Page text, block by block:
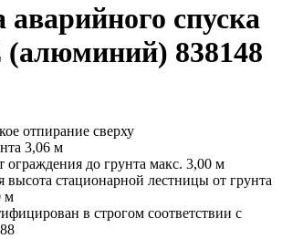
аварийного спуска
838148
отпирание сверху
3,06 м
ограждения до грунта макс. 3,00 м
стационарной лестницы от грунта
м
в строгом соответствии с